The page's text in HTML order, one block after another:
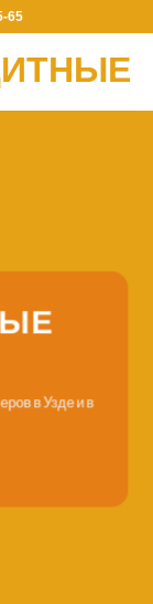
65
в Узде и в